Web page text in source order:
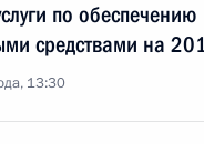
по обеспечению
средствами на
13:30